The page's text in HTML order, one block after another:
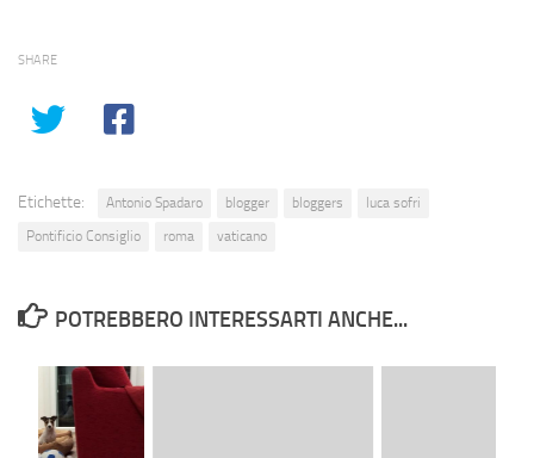
SHARE
Etichette: Antonio Spadaro blogger bloggers
luca sofri
Pontificio Consiglio
roma vaticano
POTREBBERO INTERESSARTI ANCHE...